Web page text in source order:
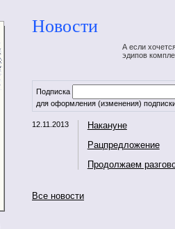
Новости
А если
эдипов
Подписка
для оформления (изменения)
12.11.2013
Накануне
Рацпредложение
Продолжаем
Все новости